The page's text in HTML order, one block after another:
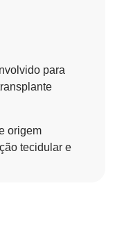
para
origem
tecidular e